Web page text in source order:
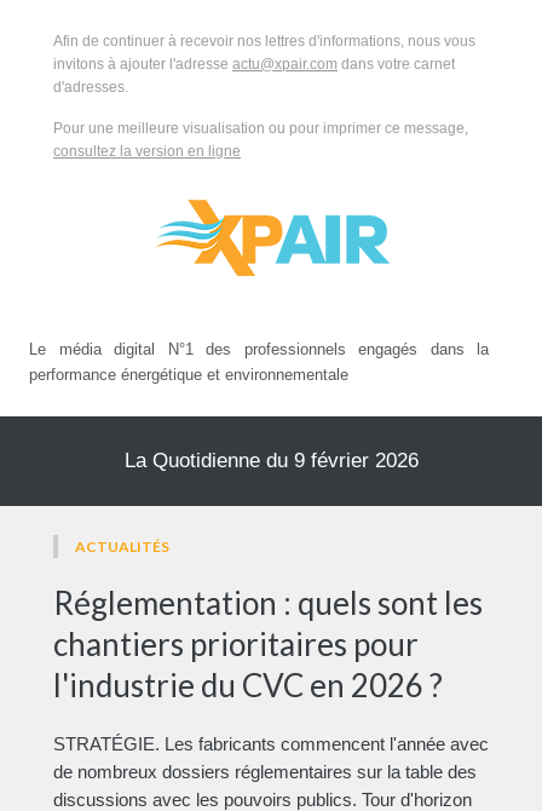
Afin de continuer à recevoir nos lettres d'informations, nous vous
invitons à ajouter l'adresse actu@xpair.com dans votre carnet
d'adresses.
Pour une meilleure visualisation ou pour imprimer ce message,
consultez la version en ligne
Le média digital N°1 des professionnels engagés dans la
performance énergétique et environnementale
La Quotidienne du 9 février 2026
ACTUALITÉS
Réglementation : quels sont les
chantiers prioritaires pour
l'industrie du CVC en 2026 ?
STRATÉGIE. Les fabricants commencent l'année avec
de nombreux dossiers réglementaires sur la table des
discussions avec les pouvoirs publics. Tour d'horizon